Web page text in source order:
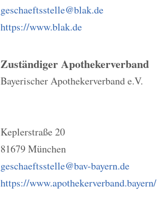
geschaeftsstelle@blak.de
https://www.blak.de
Zuständiger Apothekerverband
Bayerischer Apothekerverband e.V.
Keplerstraße 20
81679 München
geschaeftsstelle@bav-bayern.de
https://www.apothekerverband.bayern/